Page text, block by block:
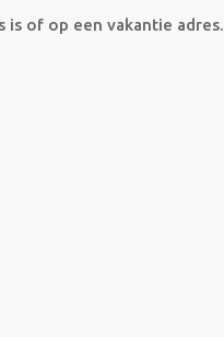
of op een vakantie adres.